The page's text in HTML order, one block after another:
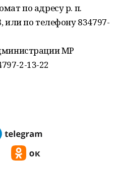
по адресу р. п.
по телефону 834797-
МР
2-13-22